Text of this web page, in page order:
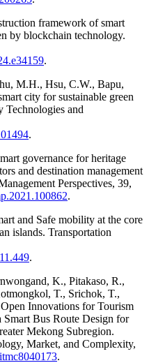
framework of smart
by blockchain technology.
.
M.H., Hsu, C.W., Bapu,
city for sustainable green
Technologies and
.
governance for heritage
and destination management
Perspectives, 39,
.
and Safe mobility at the core
islands. Transportation
.
K., Pitakaso, R.,
T., Srichok, T.,
Innovations for Tourism
Bus Route Design for
Mekong Subregion.
Market, and Complexity,
.